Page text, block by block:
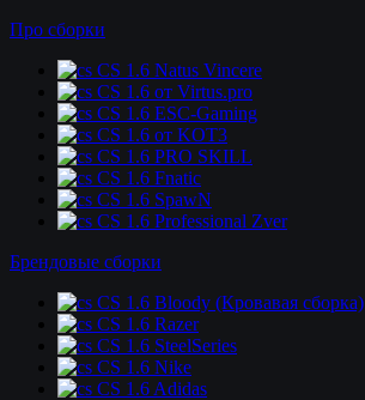
Про сборки
CS 1.6 Natus Vincere
CS 1.6 от Virtus.pro
CS 1.6 ESC-Gaming
CS 1.6 от KOT3
CS 1.6 PRO SKILL
CS 1.6 Fnatic
CS 1.6 SpawN
CS 1.6 Professional Zver
Брендовые сборки
CS 1.6 Bloody (Кровавая сборка)
CS 1.6 Razer
CS 1.6 SteelSeries
CS 1.6 Nike
CS 1.6 Adidas